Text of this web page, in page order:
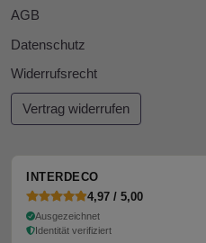
AGB
Datenschutz
Widerrufsrecht
Vertrag widerrufen
INTERDECO
4,97 / 5,00
Ausgezeichnet
Identität verifiziert